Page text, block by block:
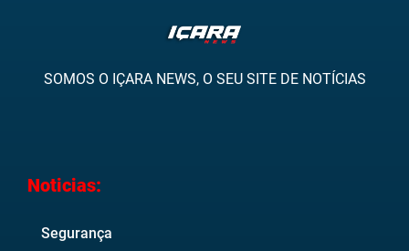
SOMOS O IÇARA NEWS, O SEU SITE DE NOTÍCIAS
Noticias:
Segurança